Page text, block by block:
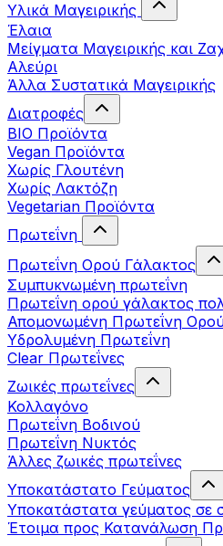
Υλικά Μαγειρικής
Έλαια
Μείγματα Μαγειρικής και
Αλεύρι
Άλλα Συστατικά Μαγειρικής
Διατροφές
BIO Προϊόντα
Vegan Προϊόντα
Χωρίς Γλουτένη
Χωρίς Λακτόζη
Vegetarian Προϊόντα
Πρωτεΐνη
Πρωτεΐνη Ορού Γάλακτος
Συμπυκνωμένη πρωτεΐνη
Πρωτεΐνη ορού γάλακτος
Απομονωμένη Πρωτεΐνη
Υδρολυμένη Πρωτεΐνη
Clear Πρωτεΐνες
Ζωικές πρωτεΐνες
Κολλαγόνο
Πρωτεΐνη Βοδινού
Πρωτεΐνη Νυκτός
Άλλες ζωικές πρωτεΐνες
Υποκατάστατο Γεύματος
Υποκατάστατα γεύματος σε
Έτοιμα προς Κατανάλωση